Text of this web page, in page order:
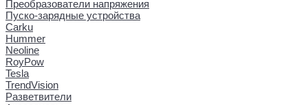
Преобразователи напряжения
Пуско-зарядные устройства
Carku
Hummer
Neoline
RoyPow
Tesla
TrendVision
Разветвители